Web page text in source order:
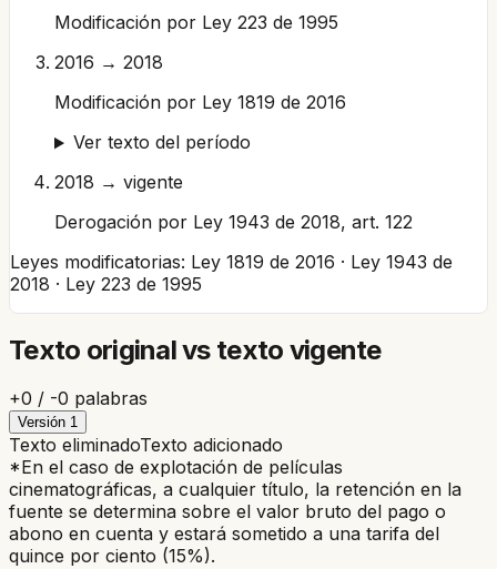
Modificación por Ley 223 de 1995
2016 → 2018
Modificación por Ley 1819 de 2016
Ver texto del período
2018 → vigente
Derogación por Ley 1943 de 2018, art. 122
Leyes modificatorias: Ley 1819 de 2016 · Ley 1943 de
2018 · Ley 223 de 1995
Texto original vs texto vigente
+0 / -0 palabras
Versión 1
Texto eliminadoTexto adicionado
*En el caso de explotación de películas
cinematográficas, a cualquier título, la retención en la
fuente se determina sobre el valor bruto del pago o
abono en cuenta y estará sometido a una tarifa del
quince por ciento (15%).